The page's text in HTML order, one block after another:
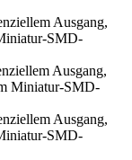
Ausgang,
SMD-
Ausgang,
Miniatur-SMD-
Ausgang,
SMD-